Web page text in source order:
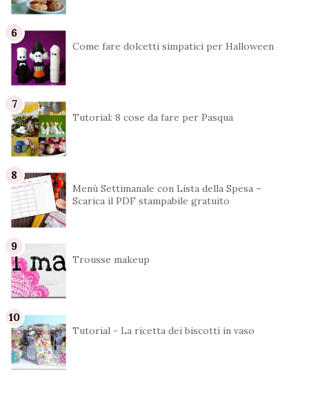
Come fare dolcetti simpatici per Halloween
Tutorial: 8 cose da fare per Pasqua
Menù Settimanale con Lista della Spesa –
Scarica il PDF stampabile gratuito
Trousse makeup
Tutorial - La ricetta dei biscotti in vaso